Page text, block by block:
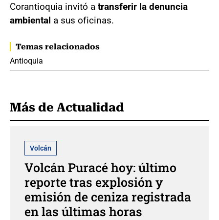
Corantioquia invitó a transferir la denuncia
ambiental a sus oficinas.
Temas relacionados
Antioquia
Más de Actualidad
Volcán
Volcán Puracé hoy: último
reporte tras explosión y
emisión de ceniza registrada
en las últimas horas